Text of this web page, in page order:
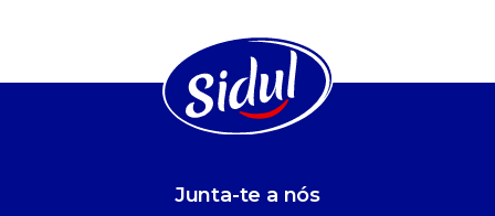
Junta-te a nós